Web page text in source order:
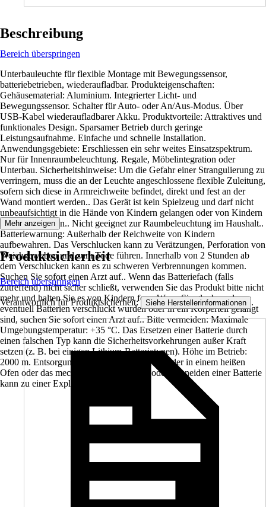
Beschreibung
Bereich überspringen
Unterbauleuchte für flexible Montage mit Bewegungssensor,
batteriebetrieben, wiederaufladbar. Produkteigenschaften:
Gehäusematerial: Aluminium. Integrierter Licht- und
Bewegungssensor. Schalter für Auto- oder An/Aus-Modus. Über
USB-Kabel wiederaufladbarer Akku. Produktvorteile: Attraktives und
funktionales Design. Sparsamer Betrieb durch geringe
Leistungsaufnahme. Einfache und schnelle Installation.
Anwendungsgebiete: Erschliessen ein sehr weites Einsatzspektrum.
Nur für Innenraumbeleuchtung. Regale, Möbelintegration oder
Unterbau. Sicherheitshinweise: Um die Gefahr einer Strangulierung zu
verringern, muss die an der Leuchte angeschlossene flexible Zuleitung,
sofern sich diese in Armreichweite befindet, direkt und fest an der
Wand montiert werden.. Das Gerät ist kein Spielzeug und darf nicht
unbeaufsichtigt in die Hände von Kindern gelangen oder von Kindern
betrieben werden.. Nicht geeignet zur Raumbeleuchtung im Haushalt..
Batteriewarnung: Außerhalb der Reichweite von Kindern
aufbewahren. Das Verschlucken kann zu Verätzungen, Perforation von
Weichgeweben und zum Tode führen. Innerhalb von 2 Stunden ab
dem Verschlucken kann es zu schweren Verbrennungen kommen.
Suchen Sie sofort einen Arzt auf.. Wenn das Batteriefach (falls
zutreffend) nicht sicher schließt, verwenden Sie das Produkt bitte nicht
mehr und halten Sie es von Kindern fern. Wenn Sie glauben, dass
eventuell Batterien verschluckt wurden oder in ein Körperteil gelangt
sind, suchen Sie sofort einen Arzt auf.. Bitte vermeiden: Maximale
Umgebungstemperatur: +35 °C. Das Ersetzen einer Batterie durch
einen falschen Typ kann die Sicherheitsvorkehrungen außer Kraft
setzen (z. B. bei einigen Lithium-Batterietypen). Höhe im Betrieb:
2000 m. Entsorgung einer Batterie im Feuer oder in einem heißen
Ofen oder das mechanische Zerkleinern oder Schneiden einer Batterie
kann zu einer Explosion führen..
Mehr anzeigen
Produktsicherheit
Bereich überspringen
Verantwortlich für Produktsicherheit: Siehe Herstellerinformationen .